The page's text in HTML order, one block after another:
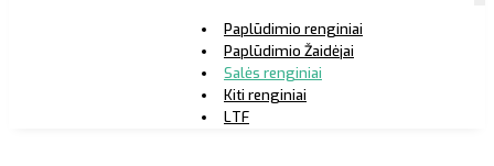
Paplūdimio renginiai
Paplūdimio Žaidėjai
Salės renginiai
Kiti renginiai
LTF